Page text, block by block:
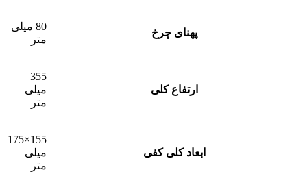
پهنای چرخ
80 میلی
متر
ارتفاع کلی
355
میلی
متر
ابعاد کلی کفی
155×175
میلی
متر